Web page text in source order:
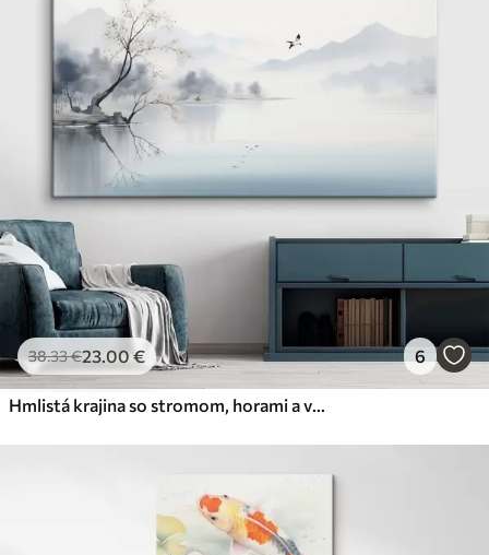
38.33€23.00€ 6
Hmlistá krajina so stromom, horami a vtákmi